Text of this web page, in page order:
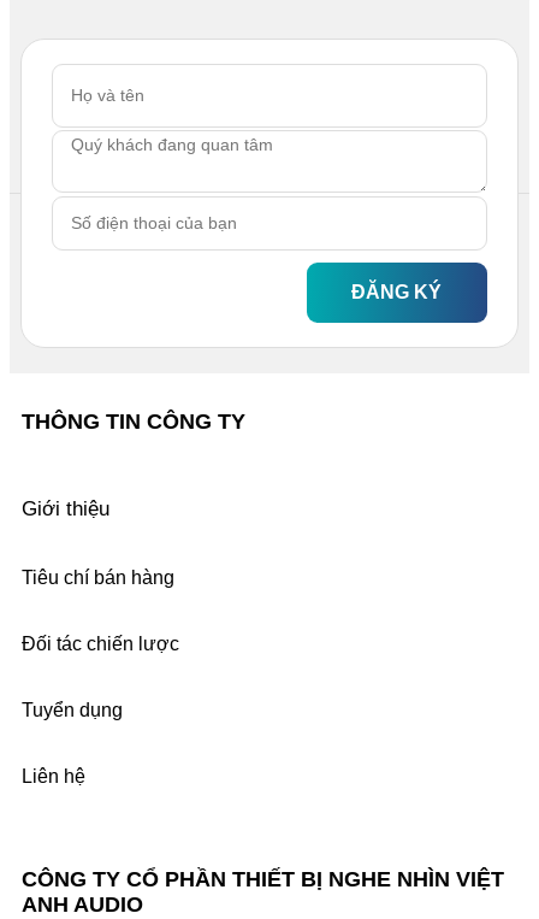
ĐĂNG KÝ
CÔNG TY CỔ PHẦN THIẾT BỊ NGHE NHÌN VIỆT
ANH AUDIO
THÔNG TIN CÔNG TY
Giới thiệu
Tiêu chí bán hàng
Đối tác chiến lược
Tuyển dụng
Liên hệ